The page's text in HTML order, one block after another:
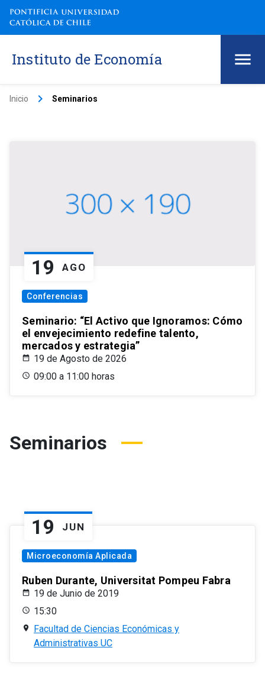
Instituto de Economía
Inicio keyboard_arrow_right Seminarios
19 AGO
Conferencias
Seminario: “El Activo que Ignoramos: Cómo
el envejecimiento redefine talento,
mercados y estrategia”
19 de Agosto de 2026
09:00 a 11:00 horas
Seminarios
19 JUN
Microeconomía Aplicada
Ruben Durante, Universitat Pompeu Fabra
19 de Junio de 2019
15:30
Facultad de Ciencias Económicas y
Administrativas UC